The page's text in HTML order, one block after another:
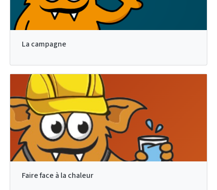
La campagne
Faire face à la chaleur